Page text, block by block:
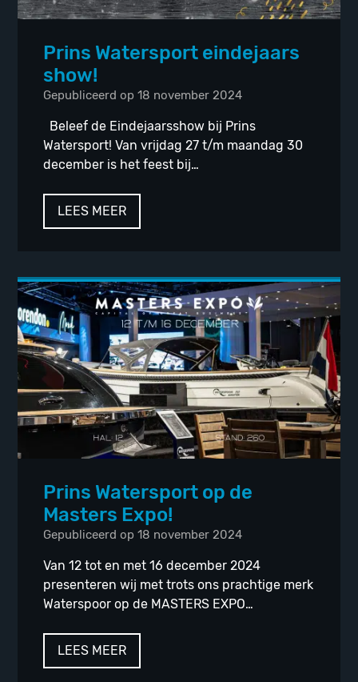
Prins Watersport eindejaars
show!
Gepubliceerd op 18 november 2024
Beleef de Eindejaarsshow bij Prins
Watersport! Van vrijdag 27 t/m maandag 30
december is het feest bij…
LEES MEER
Prins Watersport op de
Masters Expo!
Gepubliceerd op 18 november 2024
Van 12 tot en met 16 december 2024
presenteren wij met trots ons prachtige merk
Waterspoor op de MASTERS EXPO…
LEES MEER